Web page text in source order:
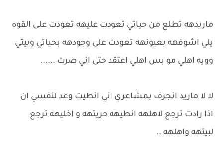
ماريدهه تطلع من حياتي تعودت عليهه تعودت على القوه
يلي اشوفهه بعيونهه تعودت على وجودهه بحياتي وبيتي
وويه اهلي مو بس اهلي اعتقد حتى اني صرت ......
لا لا ماريد انجرف بمشاعري اني انطيت وعد لنفسي ان
اذا رادت ترجع لاهلهه انطيهه حريتهه و اخليهه ترجع
لبيتهه واهلهه ..